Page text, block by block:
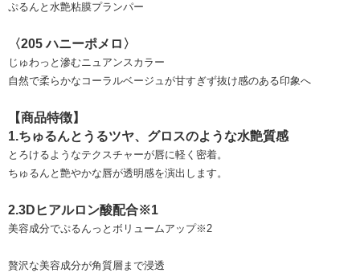
ぷるんと水艶粘膜プランパー
〈205 ハニーポメロ〉
じゅわっと滲むニュアンスカラー
自然で柔らかなコーラルベージュが甘すぎず抜け感のある印象へ
【商品特徴】
1.ちゅるんとうるツヤ、グロスのような水艶質感
とろけるようなテクスチャーが唇に軽く密着。
ちゅるんと艶やかな唇が透明感を演出します。
2.3Dヒアルロン酸配合※1
美容成分でぷるんっとボリュームアップ※2
贅沢な美容成分が角質層まで浸透